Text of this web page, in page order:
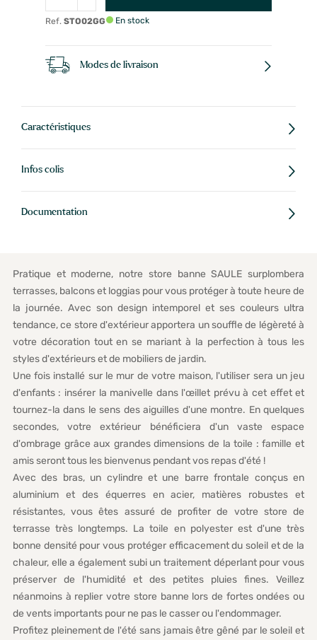
Ref. STO02GG En stock
Modes de livraison
Caractéristiques
Infos colis
Documentation
Pratique et moderne, notre store banne SAULE surplombera
terrasses, balcons et loggias pour vous protéger à toute heure de
la journée. Avec son design intemporel et ses couleurs ultra
tendance, ce store d'extérieur apportera un souffle de légèreté à
votre décoration tout en se mariant à la perfection à tous les
styles d'extérieurs et de mobiliers de jardin.
Une fois installé sur le mur de votre maison, l'utiliser sera un jeu
d'enfants : insérer la manivelle dans l'œillet prévu à cet effet et
tournez-la dans le sens des aiguilles d'une montre. En quelques
secondes, votre extérieur bénéficiera d'un vaste espace
d'ombrage grâce aux grandes dimensions de la toile : famille et
amis seront tous les bienvenus pendant vos repas d'été !
Avec des bras, un cylindre et une barre frontale conçus en
aluminium et des équerres en acier, matières robustes et
résistantes, vous êtes assuré de profiter de votre store de
terrasse très longtemps. La toile en polyester est d'une très
bonne densité pour vous protéger efficacement du soleil et de la
chaleur, elle a également subi un traitement déperlant pour vous
préserver de l'humidité et des petites pluies fines. Veillez
néanmoins à replier votre store banne lors de fortes ondées ou
de vents importants pour ne pas le casser ou l'endommager.
Profitez pleinement de l'été sans jamais être gêné par le soleil et